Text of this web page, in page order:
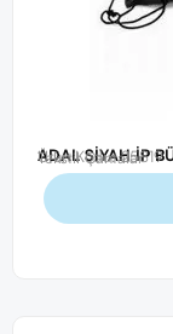
Ürün Kodu: 25819
Tekstil Çantalar